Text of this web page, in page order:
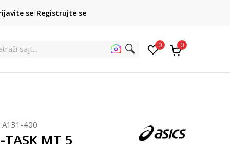
POZOVITE NAS
011 422 1422
se Registrujte se
0 0
400
TASK MT 5